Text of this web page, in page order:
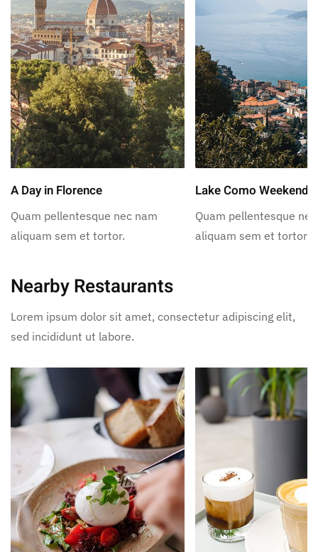
A Day in Florence
Quam pellentesque nec nam
aliquam sem et tortor.
Lake Como Weekend
Quam pellentesque
aliquam sem et tortor.
Nearby Restaurants
Lorem ipsum dolor sit amet, consectetur adipiscing elit,
sed incididunt ut labore.